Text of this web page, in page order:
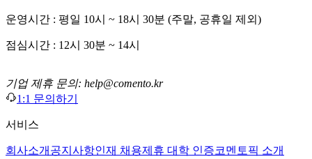
운영시간 : 평일 10시 ~ 18시 30분 (주말, 공휴일 제외)
점심시간 : 12시 30분 ~ 14시
기업 제휴 문의: help@comento.kr
1:1 문의하기
서비스
회사소개 공지사항인재 채용제휴 대학 인증코멘토픽 소개